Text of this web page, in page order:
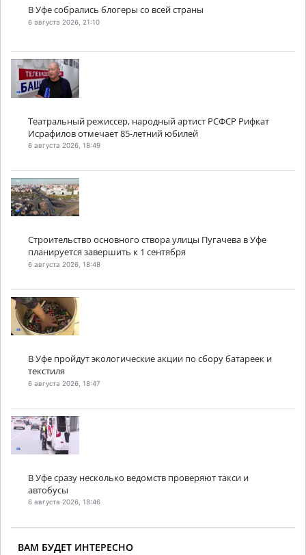
В Уфе собрались блогеры со всей страны
6 августа 2026, 21:10
Театральный режиссер, народный артист РСФСР Рифкат
Исрафилов отмечает 85-летний юбилей
6 августа 2026, 18:49
Строительство основного створа улицы Пугачева в Уфе
планируется завершить к 1 сентября
6 августа 2026, 18:48
В Уфе пройдут экологические акции по сбору батареек и
текстиля
6 августа 2026, 18:47
В Уфе сразу несколько ведомств проверяют такси и
автобусы
6 августа 2026, 18:46
ВАМ БУДЕТ ИНТЕРЕСНО